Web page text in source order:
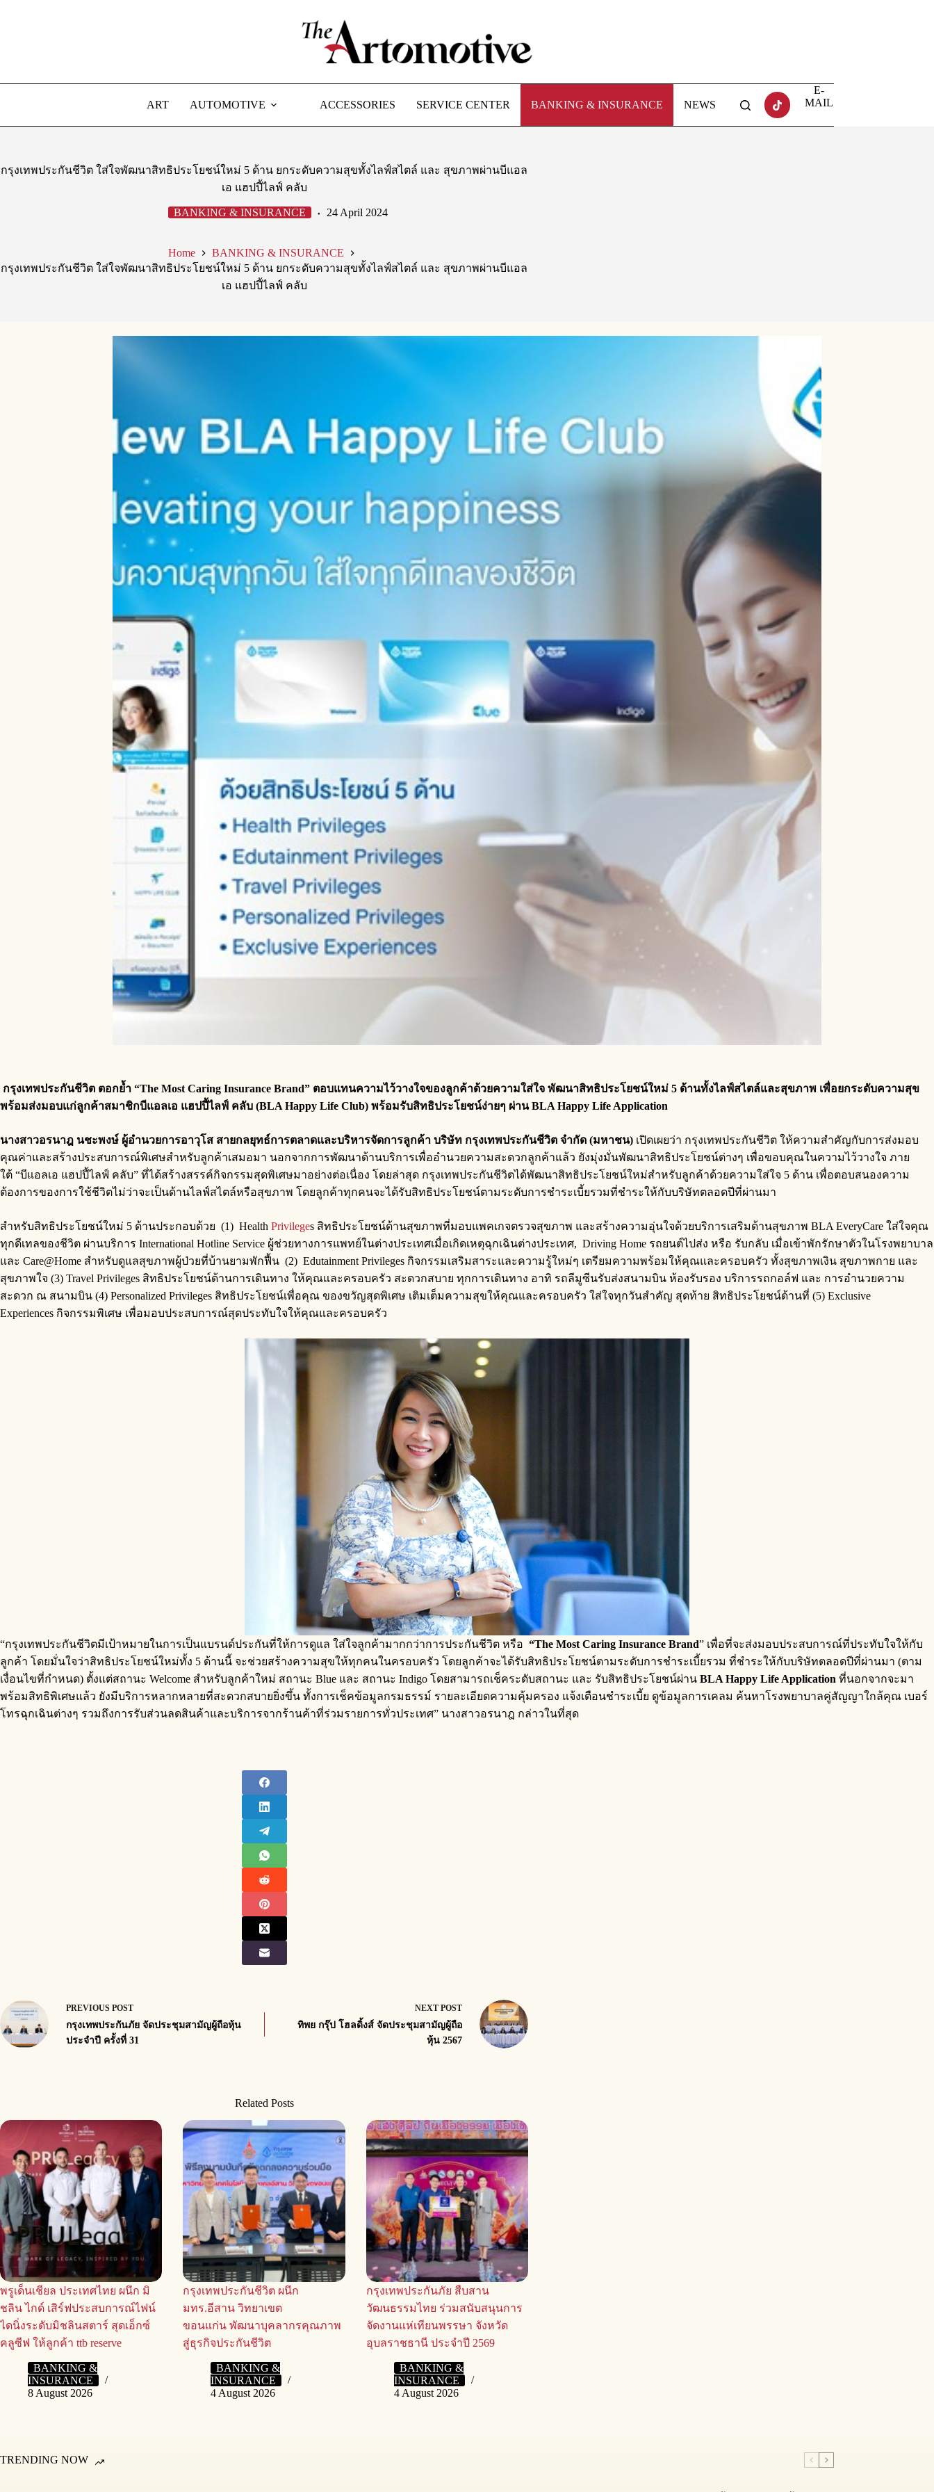
ART AUTOMOTIVE ACCESSORIES SERVICE CENTER BANKING & INSURANCE NEWS
E-
MAIL
กรุงเทพประกันชีวิต ใส่ใจพัฒนาสิทธิประโยชน์ใหม่ 5 ด้าน ยกระดับความสุขทั้งไลฟ์สไตล์ และ สุขภาพผ่านบีแอล
เอ แฮปปี้ไลฟ์ คลับ
BANKING & INSURANCE 24 April 2024
Home
BANKING & INSURANCE
กรุงเทพประกันชีวิต ใส่ใจพัฒนาสิทธิประโยชน์ใหม่ 5 ด้าน ยกระดับความสุขทั้งไลฟ์สไตล์ และ สุขภาพผ่านบีแอล
เอ แฮปปี้ไลฟ์ คลับ
กรุงเทพประกันชีวิต ตอกย้ำ “The Most Caring Insurance Brand” ตอบแทนความไว้วางใจของลูกค้าด้วยความใส่ใจ พัฒนาสิทธิประโยชน์ใหม่ 5 ด้านทั้งไลฟ์สไตล์และสุขภาพ เพื่อยกระดับความสุข
พร้อมส่งมอบแก่ลูกค้าสมาชิกบีแอลเอ แฮปปี้ไลฟ์ คลับ (BLA Happy Life Club) พร้อมรับสิทธิประโยชน์ง่ายๆ ผ่านBLA Happy Life Application
นางสาวอรนาฎ นชะพงษ์ ผู้อำนวยการอาวุโส สายกลยุทธ์การตลาดและบริหารจัดการลูกค้า บริษัท กรุงเทพประกันชีวิต จำกัด (มหาชน) เปิดเผยว่า กรุงเทพประกันชีวิต ให้ความสำคัญกับการส่งมอบ
คุณค่าและสร้างประสบการณ์พิเศษสำหรับลูกค้าเสมอมา นอกจากการพัฒนาด้านบริการเพื่ออำนวยความสะดวกลูกค้าแล้ว ยังมุ่งมั่นพัฒนาสิทธิประโยชน์ต่างๆ เพื่อขอบคุณในความไว้วางใจ ภาย
ใต้ “บีแอลเอ แฮปปี้ไลฟ์ คลับ” ที่ได้สร้างสรรค์กิจกรรมสุดพิเศษมาอย่างต่อเนื่อง โดยล่าสุด กรุงเทพประกันชีวิตได้พัฒนาสิทธิประโยชน์ใหม่สำหรับลูกค้าด้วยความใส่ใจ 5 ด้าน เพื่อตอบสนองความ
ต้องการของการใช้ชีวิตไม่ว่าจะเป็นด้านไลฟ์สไตล์หรือสุขภาพ โดยลูกค้าทุกคนจะได้รับสิทธิประโยชน์ตามระดับการชำระเบี้ยรวมที่ชำระให้กับบริษัทตลอดปีที่ผ่านมา
สำหรับสิทธิประโยชน์ใหม่ 5 ด้านประกอบด้วย (1) Health Privileges สิทธิประโยชน์ด้านสุขภาพที่มอบแพคเกจตรวจสุขภาพ และสร้างความอุ่นใจด้วยบริการเสริมด้านสุขภาพ BLA EveryCare ใส่ใจคุณ
ทุกดีเทลของชีวิต ผ่านบริการ International Hotline Service ผู้ช่วยทางการแพทย์ในต่างประเทศเมื่อเกิดเหตุฉุกเฉินต่างประเทศ, Driving Home รถยนต์ไปส่ง หรือ รับกลับ เมื่อเข้าพักรักษาตัวในโรงพยาบาล
และ Care@Home สำหรับดูแลสุขภาพผู้ป่วยที่บ้านยามพักฟื้น (2) Edutainment Privileges กิจกรรมเสริมสาระและความรู้ใหม่ๆ เตรียมความพร้อมให้คุณและครอบครัว ทั้งสุขภาพเงิน สุขภาพกาย และ
สุขภาพใจ (3) Travel Privileges สิทธิประโยชน์ด้านการเดินทาง ให้คุณและครอบครัว สะดวกสบาย ทุกการเดินทาง อาทิ รถลีมูซีนรับส่งสนามบิน ห้องรับรอง บริการรถกอล์ฟ และ การอำนวยความ
สะดวก ณ สนามบิน (4) Personalized Privileges สิทธิประโยชน์เพื่อคุณ ของขวัญสุดพิเศษ เติมเต็มความสุขให้คุณและครอบครัว ใส่ใจทุกวันสำคัญ สุดท้าย สิทธิประโยชน์ด้านที่ (5) Exclusive
Experiences กิจกรรมพิเศษ เพื่อมอบประสบการณ์สุดประทับใจให้คุณและครอบครัว
“กรุงเทพประกันชีวิตมีเป้าหมายในการเป็นแบรนด์ประกันที่ให้การดูแล ใส่ใจลูกค้ามากกว่าการประกันชีวิต หรือ “The Most Caring Insurance Brand” เพื่อที่จะส่งมอบประสบการณ์ที่ประทับใจให้กับ
ลูกค้า โดยมั่นใจว่าสิทธิประโยชน์ใหม่ทั้ง 5 ด้านนี้ จะช่วยสร้างความสุขให้ทุกคนในครอบครัว โดยลูกค้าจะได้รับสิทธิประโยชน์ตามระดับการชำระเบี้ยรวม ที่ชำระให้กับบริษัทตลอดปีที่ผ่านมา (ตาม
เงื่อนไขที่กำหนด) ตั้งแต่สถานะ Welcome สำหรับลูกค้าใหม่ สถานะ Blue และ สถานะ Indigo โดยสามารถเช็คระดับสถานะ และ รับสิทธิประโยชน์ผ่าน BLA Happy Life Application ที่นอกจากจะมา
พร้อมสิทธิพิเศษแล้ว ยังมีบริการหลากหลายที่สะดวกสบายยิ่งขึ้น ทั้งการเช็คข้อมูลกรมธรรม์ รายละเอียดความคุ้มครอง แจ้งเตือนชำระเบี้ย ดูข้อมูลการเคลม ค้นหาโรงพยาบาลคู่สัญญาใกล้คุณ เบอร์
โทรฉุกเฉินต่างๆ รวมถึงการรับส่วนลดสินค้าและบริการจากร้านค้าที่ร่วมรายการทั่วประเทศ” นางสาวอรนาฎ กล่าวในที่สุด
PREVIOUS POST
กรุงเทพประกันภัย จัดประชุมสามัญผู้ถือหุ้น
ประจำปี ครั้งที่ 31
NEXT POST
ทิพย กรุ๊ป โฮลดิ้งส์ จัดประชุมสามัญผู้ถือ
หุ้น 2567
Related Posts
พรูเด็นเชียล ประเทศไทย ผนึก มิ
ชลิน ไกด์ เสิร์ฟประสบการณ์ไฟน์
ไดนิ่งระดับมิชลินสตาร์ สุดเอ็กซ์
คลูซีฟ ให้ลูกค้า ttb reserve
BANKING &
INSURANCE
8 August 2026
กรุงเทพประกันชีวิต ผนึก
มทร.อีสาน วิทยาเขต
ขอนแก่น พัฒนาบุคลากรคุณภาพ
สู่ธุรกิจประกันชีวิต
BANKING &
INSURANCE
4 August 2026
กรุงเทพประกันภัย สืบสาน
วัฒนธรรมไทย ร่วมสนับสนุนการ
จัดงานแห่เทียนพรรษา จังหวัด
อุบลราชธานี ประจำปี 2569
BANKING &
INSURANCE
4 August 2026
TRENDING NOW